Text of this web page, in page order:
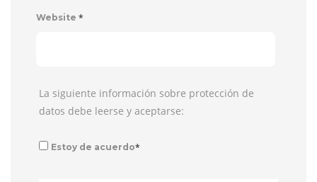
Website *
La siguiente información sobre protección de
datos debe leerse y aceptarse:
Estoy de acuerdo*